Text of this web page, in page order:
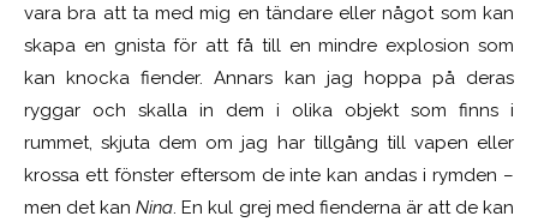
vara bra att ta med mig en tändare eller något som kan
skapa en gnista för att få till en mindre explosion som
kan knocka fiender. Annars kan jag hoppa på deras
ryggar och skalla in dem i olika objekt som finns i
rummet, skjuta dem om jag har tillgång till vapen eller
krossa ett fönster eftersom de inte kan andas i rymden –
men det kanNina. En kul grej med fienderna är att de kan